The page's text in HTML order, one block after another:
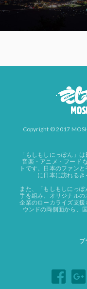
Copyright © 2017
「もしもしにっぽん」
音楽・アニメ・フード
トです。日本のファン
に日本に訪れるき
また、「もしもしにっ
手を組み、オリジナル
企業のローカライズ支
ウンドの両側面から、
プ